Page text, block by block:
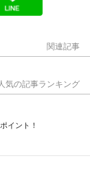
関連記事
人気の記事ランキング
イント！